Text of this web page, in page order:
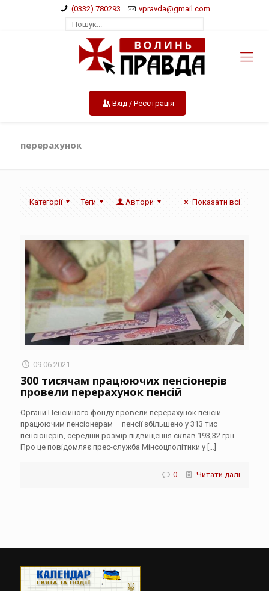
(0332) 780293 vpravda@gmail.com
Вхід / Реєстрація
перерахунок
Категорії Теги Автори Показати всі
09.06.2021
300 тисячам працюючих пенсіонерів
провели перерахунок пенсій
Органи Пенсійного фонду провели перерахунок пенсій
працюючим пенсіонерам – пенсії збільшено у 313 тис
пенсіонерів, середній розмір підвищення склав 193,32 грн.
Про це повідомляє прес-служба Мінсоцполітики у[…]
0 Читати далі